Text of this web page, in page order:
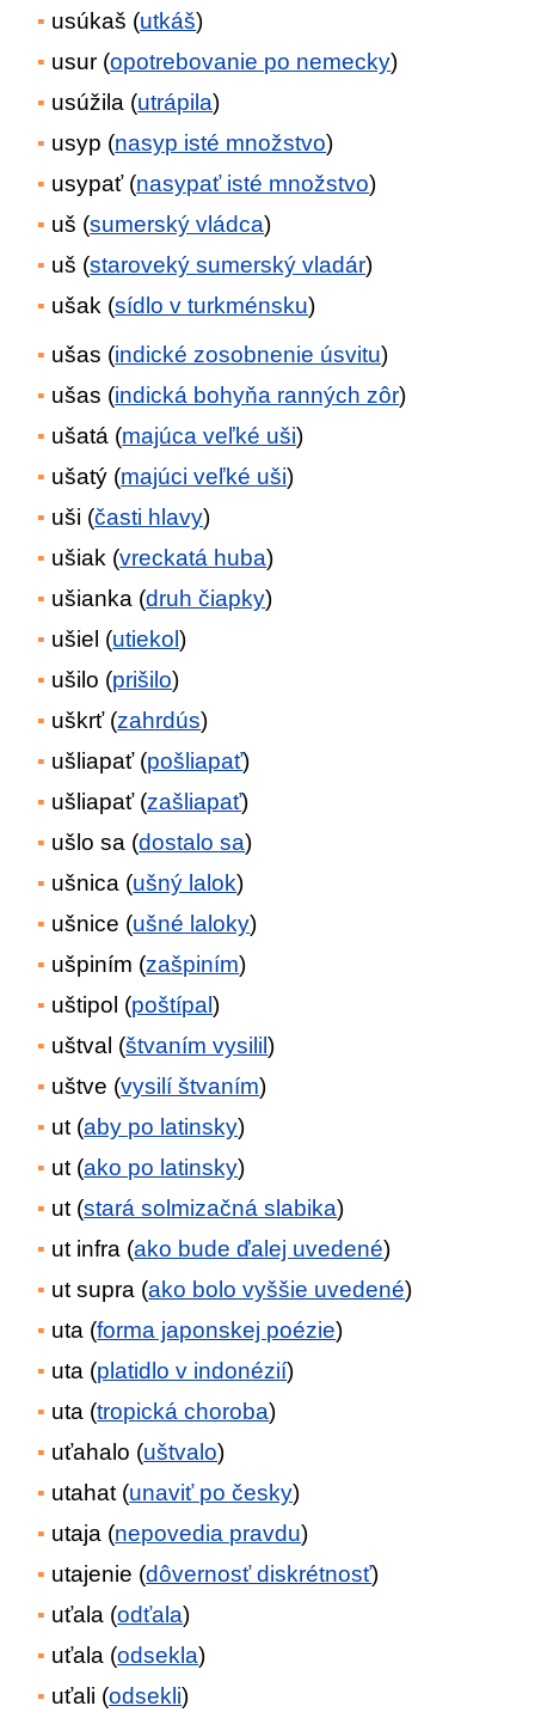
usúkaš (utkáš)
usur (opotrebovanie po nemecky)
usúžila (utrápila)
usyp (nasyp isté množstvo)
usypať (nasypať isté množstvo)
uš (sumerský vládca)
uš (staroveký sumerský vladár)
ušak (sídlo v turkménsku)
ušas (indické zosobnenie úsvitu)
ušas (indická bohyňa ranných zôr)
ušatá (majúca veľké uši)
ušatý (majúci veľké uši)
uši (časti hlavy)
ušiak (vreckatá huba)
ušianka (druh čiapky)
ušiel (utiekol)
ušilo (prišilo)
uškrť (zahrdús)
ušliapať (pošliapať)
ušliapať (zašliapať)
ušlo sa (dostalo sa)
ušnica (ušný lalok)
ušnice (ušné laloky)
ušpiním (zašpiním)
uštipol (poštípal)
uštval (štvaním vysilil)
uštve (vysilí štvaním)
ut (aby po latinsky)
ut (ako po latinsky)
ut (stará solmizačná slabika)
ut infra (ako bude ďalej uvedené)
ut supra (ako bolo vyššie uvedené)
uta (forma japonskej poézie)
uta (platidlo v indonézií)
uta (tropická choroba)
uťahalo (uštvalo)
utahat (unaviť po česky)
utaja (nepovedia pravdu)
utajenie (dôvernosť diskrétnosť)
uťala (odťala)
uťala (odsekla)
uťali (odsekli)